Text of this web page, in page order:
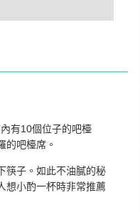
有10個位子的吧檯
的吧檯席。
筷子。如此不油膩的秘
想小酌一杯時非常推薦